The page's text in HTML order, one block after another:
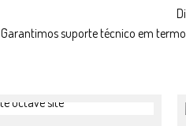
Garantimos suporte técnico em